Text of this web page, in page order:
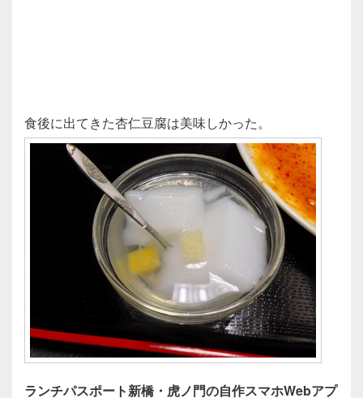
食後に出てきた杏仁豆腐は美味しかった。
ランチパスポート新橋・虎ノ門の自作スマホWebアプ